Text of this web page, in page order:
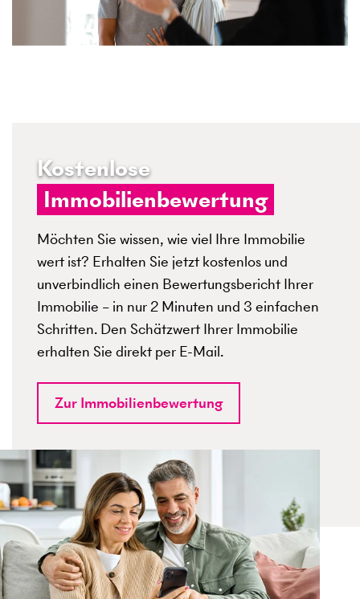
Kostenlose
Immobilienbewertung
Möchten Sie wissen, wie viel Ihre Immobilie
wert ist? Erhalten Sie jetzt kostenlos und
unverbindlich einen Bewertungsbericht Ihrer
Immobilie – in nur 2 Minuten und 3 einfachen
Schritten. Den Schätzwert Ihrer Immobilie
erhalten Sie direkt per E-Mail.
Zur Immobilienbewertung